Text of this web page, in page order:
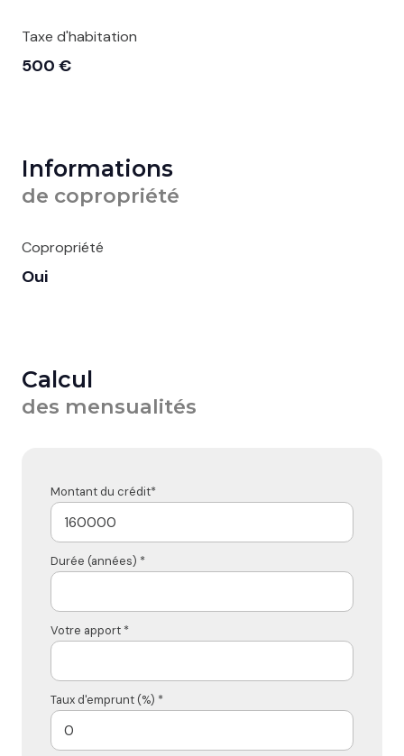
Taxe d'habitation
500 €
Informations
de copropriété
Copropriété
Oui
Calcul
des mensualités
Montant du crédit*
Durée (années) *
Votre apport *
Taux d'emprunt (%) *